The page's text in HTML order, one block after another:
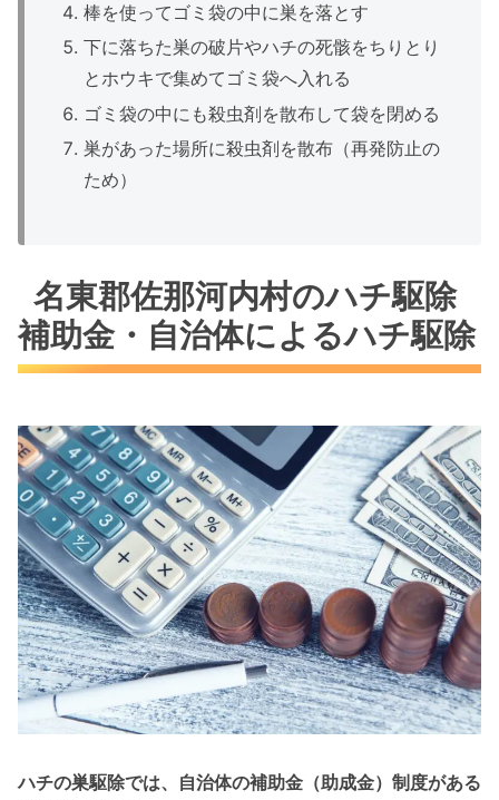
棒を使ってゴミ袋の中に巣を落とす
下に落ちた巣の破片やハチの死骸をちりとり
とホウキで集めてゴミ袋へ入れる
ゴミ袋の中にも殺虫剤を散布して袋を閉める
巣があった場所に殺虫剤を散布（再発防止の
ため）
名東郡佐那河内村のハチ駆除
補助金・自治体によるハチ駆除
ハチの巣駆除では、自治体の補助金（助成金）制度がある